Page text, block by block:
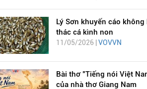
Lý Sơn khuyến cáo không
thác cá kình non
11/05/2026 | VOVVN
Bài thơ "Tiếng nói Việt
của nhà thơ Giang Nam